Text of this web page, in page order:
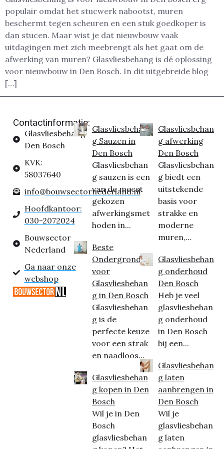
populair omdat het stucwerk nabootst, muren
beschermt tegen scheuren en een stuk goedkoper is
dan stucen. Maar wist je dat nieuwbouw vaak
uitdagingen met zich meebrengt als het gaat om de
afwerking van muren? Glasvliesbehang is dé oplossing
voor nieuwbouw in Den Bosch. In dit uitgebreide blog
[…]
Contactinformatie:
Glasvliesbehang
Den Bosch
KVK:
58037640
info@bouwsectornederland.nl
Hoofdkantoor:
030-2072024
Bouwsector
Nederland
Ga naar onze
webshop
Glasvliesbehan
g Sauzen in
Den Bosch
Glasvliesbehan
g sauzen is een
van de meest
gekozen
afwerkingsmet
hoden in...
Beste
Ondergrond
voor
Glasvliesbehan
g in Den Bosch
Glasvliesbehan
g is de
perfecte keuze
voor een strak
en naadloos...
Glasvliesbehan
g kopen in Den
Bosch
Wil je in Den
Bosch
glasvliesbehan
Glasvliesbehan
g afwerking
Den Bosch
Glasvliesbehan
g biedt een
uitstekende
basis voor
strakke en
moderne
muren,...
Glasvliesbehan
g onderhoud
Den Bosch
Heb je veel
glasvliesbehan
g onderhoud
in Den Bosch
bij een...
Glasvliesbehan
g laten
aanbrengen in
Den Bosch
Wil je
glasvliesbehan
g laten